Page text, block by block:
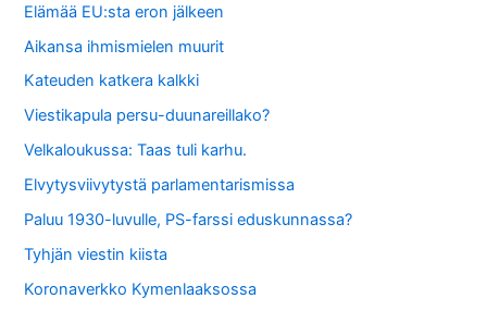
Elämää EU:sta eron jälkeen
Aikansa ihmismielen muurit
Kateuden katkera kalkki
Viestikapula persu-duunareillako?
Velkaloukussa: Taas tuli karhu.
Elvytysviivytystä parlamentarismissa
Paluu 1930-luvulle, PS-farssi eduskunnassa?
Tyhjän viestin kiista
Koronaverkko Kymenlaaksossa